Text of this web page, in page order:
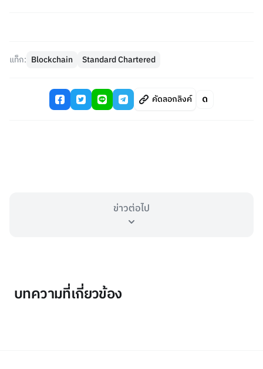
แท็ก: Blockchain Standard Chartered
คัดลอกลิงค์
ข่าวต่อไป
บทความที่เกี่ยวข้อง